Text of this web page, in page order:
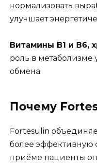
нормализовать
улучшает
Витамины B1 и B6,
роль в метаболизме
обмена.
Почему
Fortesulin
более эффективную
приёме пациенты